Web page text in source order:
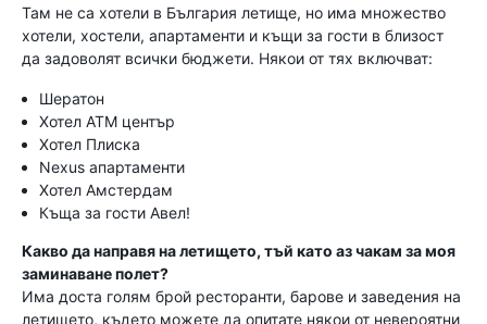
Там не са хотели в България летище, но има множество
хотели, хостели, апартаменти и къщи за гости в близост
да задоволят всички бюджети. Някои от тях включват:
Шератон
Хотел АТМ център
Хотел Плиска
Nexus апартаменти
Хотел Амстердам
Къща за гости Авел!
Какво да направя на летището, тъй като аз чакам за моя
заминаване полет?
Има доста голям брой ресторанти, барове и заведения на
летището, където можете да опитате някои от невероятни